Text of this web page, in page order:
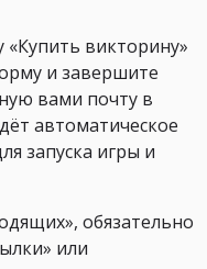
викторину»
и завершите
вами почту в
автоматическое
запуска игры и
обязательно
или